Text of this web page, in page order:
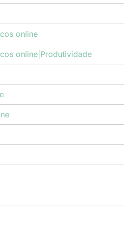
online
online|Produtividade